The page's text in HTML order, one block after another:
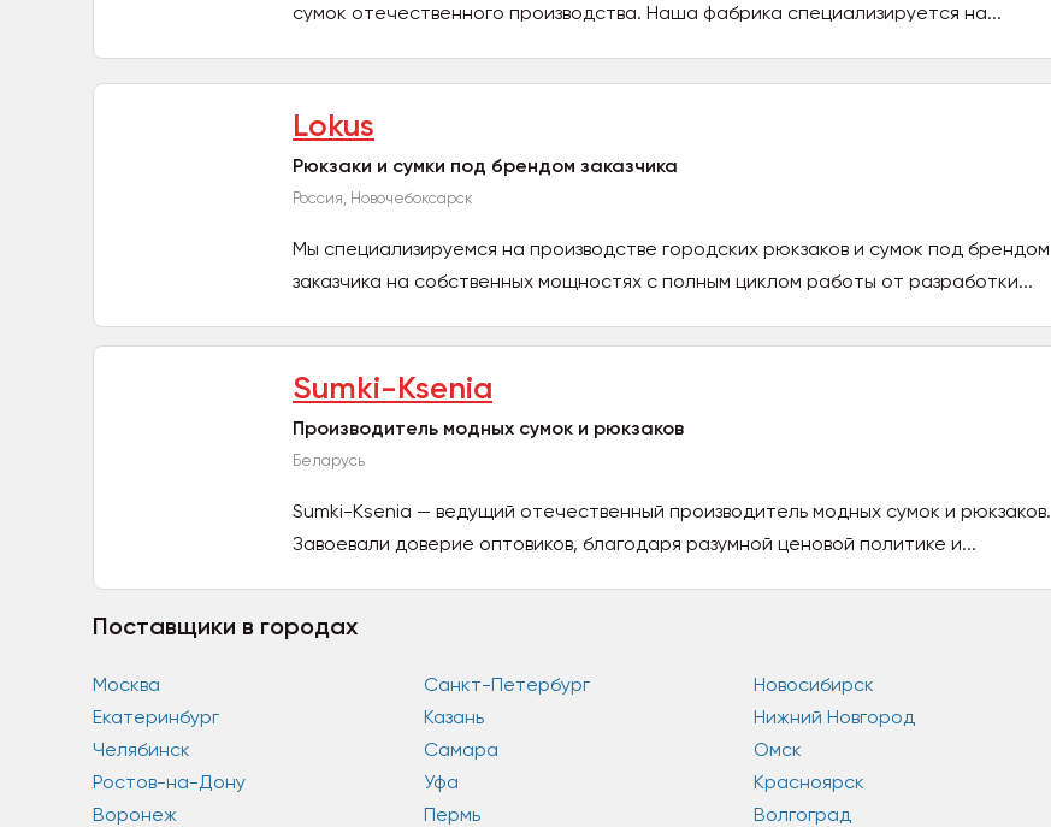
сумок отечественного производства. Наша фабрика специализируется на...
Lokus
Рюкзаки и сумки под брендом заказчика
Россия, Новочебоксарск
Мы специализируемся на производстве городских рюкзаков и сумок под брендом
заказчика на собственных мощностях с полным циклом работы от разработки...
Sumki-Ksenia
Производитель модных сумок и рюкзаков
Беларусь
Sumki-Ksenia — ведущий отечественный производитель модных сумок и рюкзаков.
Завоевали доверие оптовиков, благодаря разумной ценовой политике и...
Поставщики в городах
Москва Санкт-Петербург
Новосибирск
Екатеринбург
Казань
Нижний Новгород
Челябинск
Самара
Омск
Ростов-на-Дону
Уфа
Красноярск
Воронеж
Пермь Волгоград